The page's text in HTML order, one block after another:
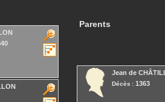
Parents
Jean de
Décès : 1363